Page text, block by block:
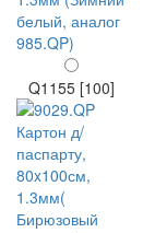
Q1155 [100]